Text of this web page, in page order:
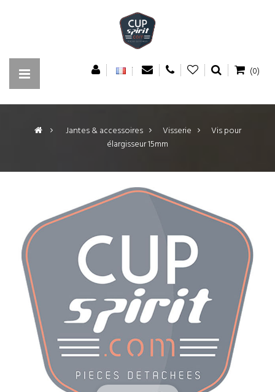
(0)
> Jantes & accessoires > Visserie >
Vis pour
élargisseur 15mm